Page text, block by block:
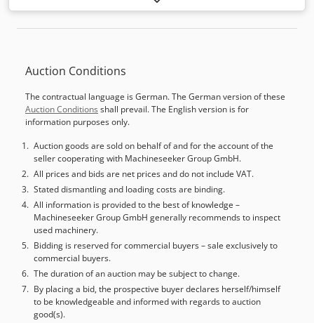
requerido na boca de extração: 1300 Pa Dkjdpfx
DK - F Ano de fabrico: 2007 Execução: 3 mm 1ª estação de
fresagem: Combinada Raspa de superfície com extração
Auction Conditions
The contractual language is German. The German version of these
Auction Conditions shall prevail. The English version is for
information purposes only.
Auction goods are sold on behalf of and for the account of the
seller cooperating with Machineseeker Group GmbH.
All prices and bids are net prices and do not include VAT.
Stated dismantling and loading costs are binding.
All information is provided to the best of knowledge –
Machineseeker Group GmbH generally recommends to inspect
used machinery.
Bidding is reserved for commercial buyers – sale exclusively to
commercial buyers.
The duration of an auction may be subject to change.
By placing a bid, the prospective buyer declares herself/himself
to be knowledgeable and informed with regards to auction
good(s).